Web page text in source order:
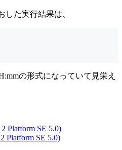
した実行結果は、
の形式になっていて見栄え
Platform SE 5.0)
Platform SE 5.0)